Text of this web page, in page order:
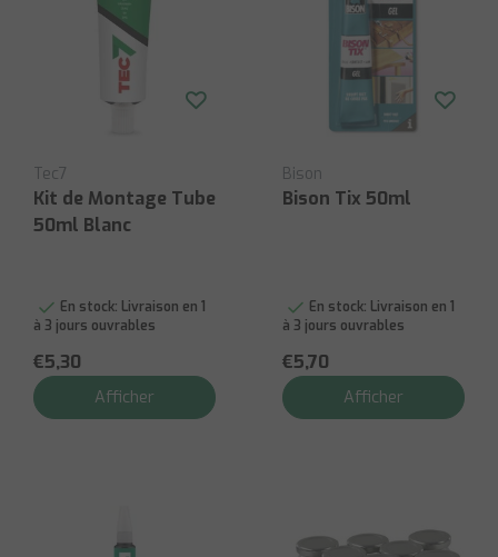
Tec7
Kit de Montage Tube
50ml Blanc
En stock: Livraison en 1
à 3 jours ouvrables
€5,30
Afficher
Bison
Bison Tix 50ml
En stock: Livraison en 1
à 3 jours ouvrables
€5,70
Afficher